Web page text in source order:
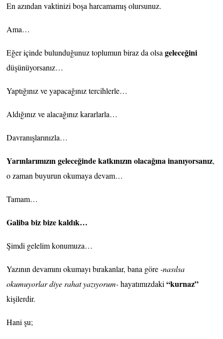
En azından vaktinizi boşa harcamamış olursunuz.
Ama…
Eğer içinde bulunduğunuz toplumun biraz da olsa geleceğini
düşünüyorsanız…
Yaptığınız ve yapacağınız tercihlerle…
Aldığınız ve alacağınız kararlarla…
Davranışlarınızla…
Yarınlarımızın geleceğinde katkınızın olacağına inanıyorsanız,
o zaman buyurun okumaya devam…
Tamam…
Galiba biz bize kaldık…
Şimdi gelelim konumuza…
Yazının devamını okumayı bırakanlar, bana göre-nasılsa
okumuyorlar diye rahat yazıyorum-hayatımızdaki “kurnaz”
kişilerdir.
Hani şu;